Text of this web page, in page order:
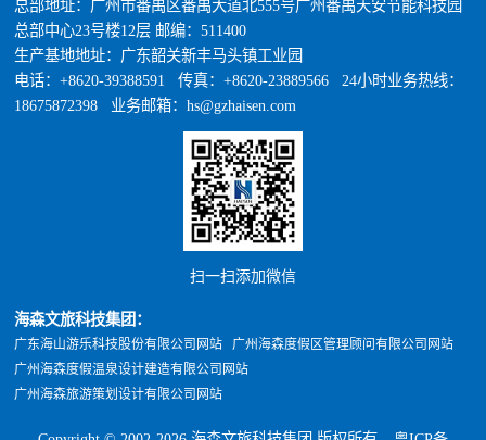
总部地址：广州市番禺区番禺大道北555号广州番禺天安节能科技园
总部中心23号楼12层 邮编：511400
生产基地地址：广东韶关新丰马头镇工业园
电话：+8620-39388591 传真：+8620-23889566 24小时业务热线：
18675872398 业务邮箱：hs@gzhaisen.com
扫一扫添加微信
海森文旅科技集团：
广东海山游乐科技股份有限公司网站
广州海森度假区管理顾问有限公司网站
广州海森度假温泉设计建造有限公司网站
广州海森旅游策划设计有限公司网站